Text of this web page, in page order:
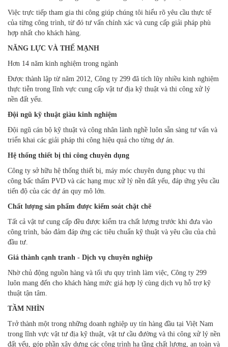
Việc trực tiếp tham gia thi công giúp chúng tôi hiểu rõ yêu cầu thực tế
của từng công trình, từ đó tư vấn chính xác và cung cấp giải pháp phù
hợp nhất cho khách hàng.
NĂNG LỰC VÀ THẾ MẠNH
Hơn 14 năm kinh nghiệm trong ngành
Được thành lập từ năm 2012, Công ty 299 đã tích lũy nhiều kinh nghiệm
thực tiễn trong lĩnh vực cung cấp vật tư địa kỹ thuật và thi công xử lý
nền đất yếu.
Đội ngũ kỹ thuật giàu kinh nghiệm
Đội ngũ cán bộ kỹ thuật và công nhân lành nghề luôn sẵn sàng tư vấn và
triển khai các giải pháp thi công hiệu quả cho từng dự án.
Hệ thống thiết bị thi công chuyên dụng
Công ty sở hữu hệ thống thiết bị, máy móc chuyên dụng phục vụ thi
công bấc thấm PVD và các hạng mục xử lý nền đất yếu, đáp ứng yêu cầu
tiến độ của các dự án quy mô lớn.
Chất lượng sản phẩm được kiểm soát chặt chẽ
Tất cả vật tư cung cấp đều được kiểm tra chất lượng trước khi đưa vào
công trình, bảo đảm đáp ứng các tiêu chuẩn kỹ thuật và yêu cầu của chủ
đầu tư.
Giá thành cạnh tranh - Dịch vụ chuyên nghiệp
Nhờ chủ động nguồn hàng và tối ưu quy trình làm việc, Công ty 299
luôn mang đến cho khách hàng mức giá hợp lý cùng dịch vụ hỗ trợ kỹ
thuật tận tâm.
TẦM NHÌN
Trở thành một trong những doanh nghiệp uy tín hàng đầu tại Việt Nam
trong lĩnh vực vật tư địa kỹ thuật, vật tư cầu đường và thi công xử lý nền
đất yếu, góp phần xây dựng các công trình hạ tầng chất lượng, an toàn và